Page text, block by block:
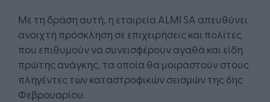
Με τη δράση αυτή, η εταιρεία ALMI SA απευθύνει
ανοιχτή πρόσκληση σε επιχειρήσεις και πολίτες
που επιθυμούν να συνεισφέρουν αγαθά και είδη
πρώτης ανάγκης, τα οποία θα μοιραστούν στους
πληγέντες των καταστροφικών σεισμών της 6ης
Φεβρουαρίου.